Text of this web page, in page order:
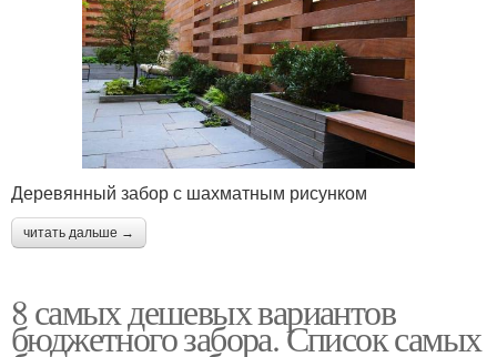
Деревянный забор с шахматным рисунком
читать дальше →
8 самых дешевых вариантов
бюджетного забора. Список самых